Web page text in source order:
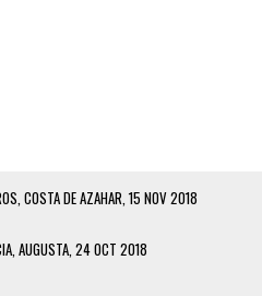
COSTA DE AZAHAR, 15 NOV 2018
AUGUSTA, 24 OCT 2018